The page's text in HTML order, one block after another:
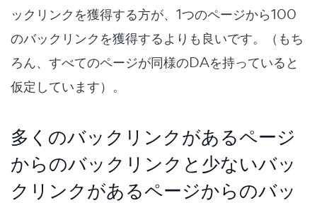
ックリンクを獲得する方が、1つのページから100
のバックリンクを獲得するよりも良いです。（もち
ろん、すべてのページが同様のDAを持っていると
仮定しています）。
多くのバックリンクがあるページ
からのバックリンクと少ないバッ
クリンクがあるページからのバッ